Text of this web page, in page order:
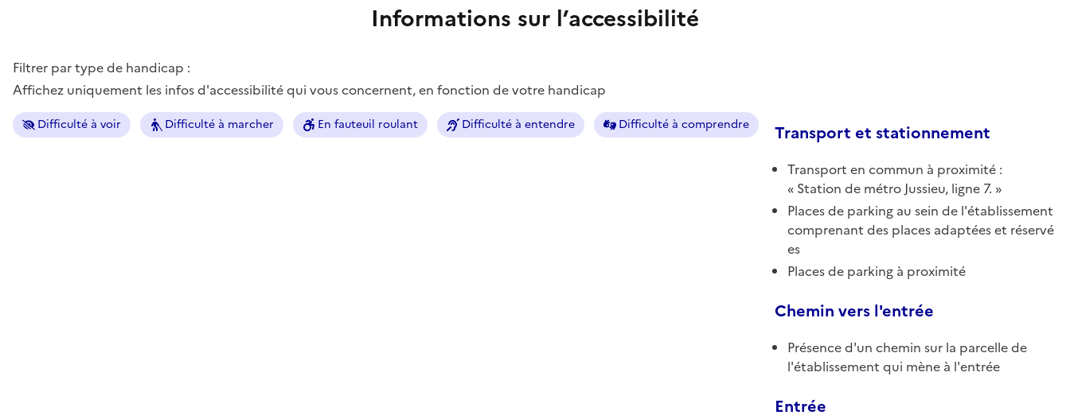
Informations sur l’accessibilité
Filtrer par type de handicap :
Affichez uniquement les infos d'accessibilité qui vous concernent, en fonction de votre handicap
Difficulté à voir Difficulté à marcher En fauteuil roulant Difficulté à entendre Difficulté à comprendre Transport et stationnement
Transport en commun à proximité :
Station de métro Jussieu, ligne 7.
Places de parking au sein de l'établissement
comprenant des places adaptées et réservé
es
Places de parking à proximité
Chemin vers l'entrée
Présence d'un chemin sur la parcelle de
l'établissement qui mène à l'entrée
Entrée